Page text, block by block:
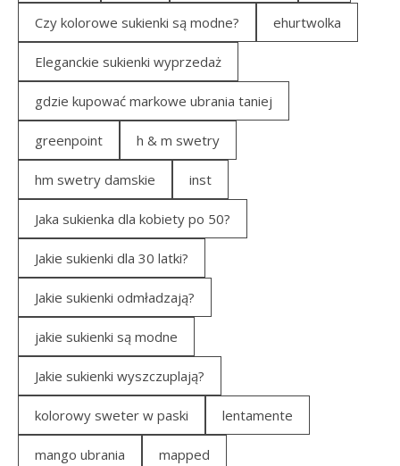
Czy kolorowe sukienki są modne? ehurtwolka
Eleganckie sukienki wyprzedaż
gdzie kupować markowe ubrania taniej
greenpoint h & m swetry
hm swetry damskie inst
Jaka sukienka dla kobiety po 50?
Jakie sukienki dla 30 latki?
Jakie sukienki odmładzają?
jakie sukienki są modne
Jakie sukienki wyszczuplają?
kolorowy sweter w paski lentamente
mango ubrania mapped